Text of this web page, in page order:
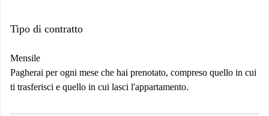
Tipo di contratto
Mensile
Pagherai per ogni mese che hai prenotato, compreso quello in cui
ti trasferisci e quello in cui lasci l'appartamento.